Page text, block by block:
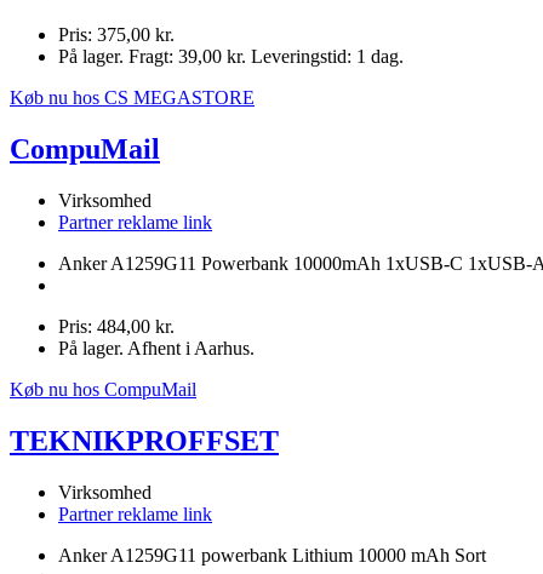
Pris: 375,00 kr.
På lager. Fragt: 39,00 kr. Leveringstid: 1 dag.
Køb nu hos CS MEGASTORE
CompuMail
Virksomhed
Partner reklame link
Anker A1259G11 Powerbank 10000mAh 1xUSB-C 1xUSB-
Pris: 484,00 kr.
På lager. Afhent i Aarhus.
Køb nu hos CompuMail
TEKNIKPROFFSET
Virksomhed
Partner reklame link
Anker A1259G11 powerbank Lithium 10000 mAh Sort